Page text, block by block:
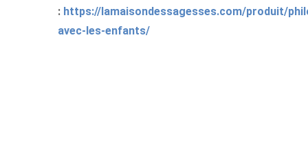
: https://lamaisondessagesses.com/produit/
avec-les-enfants/